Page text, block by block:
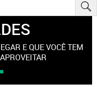
E QUE VOCÊ TEM